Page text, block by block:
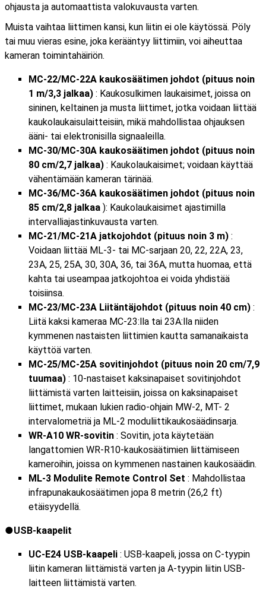
ohjausta ja automaattista valokuvausta varten.
Muista vaihtaa liittimen kansi, kun liitin ei ole käytössä. Pöly
tai muu vieras esine, joka kerääntyy liittimiin, voi aiheuttaa
kameran toimintahäiriön.
MC-22/MC-22A kaukosäätimen johdot (pituus noin
1 m/3,3 jalkaa) : Kaukosulkimen laukaisimet, joissa on
sininen, keltainen ja musta liittimet, jotka voidaan liittää
kaukolaukaisulaitteisiin, mikä mahdollistaa ohjauksen
ääni- tai elektronisilla signaaleilla.
MC-30/MC-30A kaukosäätimen johdot (pituus noin
80 cm/2,7 jalkaa) : Kaukolaukaisimet; voidaan käyttää
vähentämään kameran tärinää.
MC-36/MC-36A kaukosäätimen johdot (pituus noin
85 cm/2,8 jalkaa ): Kaukolaukaisimet ajastimilla
intervalliajastinkuvausta varten.
MC-21/MC-21A jatkojohdot (pituus noin 3 m) :
Voidaan liittää ML-3- tai MC-sarjaan 20, 22, 22A, 23,
23A, 25, 25A, 30, 30A, 36, tai 36A, mutta huomaa, että
kahta tai useampaa jatkojohtoa ei voida yhdistää
toisiinsa.
MC-23/MC-23A Liitäntäjohdot (pituus noin 40 cm) :
Liitä kaksi kameraa MC-23:lla tai 23A:lla niiden
kymmenen nastaisten liittimien kautta samanaikaista
käyttöä varten.
MC-25/MC-25A sovitinjohdot (pituus noin 20 cm/7,9
tuumaa) : 10-nastaiset kaksinapaiset sovitinjohdot
liittämistä varten laitteisiin, joissa on kaksinapaiset
liittimet, mukaan lukien radio-ohjain MW-2, MT- 2
intervalometriä ja ML-2 moduliittikaukosäädinsarja.
WR-A10 WR-sovitin : Sovitin, jota käytetään
langattomien WR-R10-kaukosäätimien liittämiseen
kameroihin, joissa on kymmenen nastainen kaukosäädin.
ML-3 Modulite Remote Control Set : Mahdollistaa
infrapunakaukosäätimen jopa 8 metrin (26,2 ft)
etäisyydellä.
USB-kaapelit
UC-E24 USB-kaapeli : USB-kaapeli, jossa on C-tyypin
liitin kameran liittämistä varten ja A-tyypin liitin USB-
laitteen liittämistä varten.